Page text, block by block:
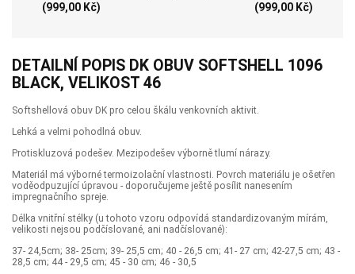
(999,00 Kč)
(999,00 Kč)
DETAILNÍ POPIS DK OBUV SOFTSHELL 1096
BLACK, VELIKOST 46
Softshellová obuv DK pro celou škálu venkovních aktivit.
Lehká a velmi pohodlná obuv.
Protiskluzová podešev. Mezipodešev výborně tlumí nárazy.
Materiál má výborné termoizolační vlastnosti. Povrch materiálu je ošetřen
voděodpuzující úpravou - doporučujeme ještě posílit nanesením
impregnačního spreje.
Délka vnitřní stélky (u tohoto vzoru odpovídá standardizovaným mírám,
velikosti nejsou podčíslované, ani nadčíslované):
37- 24,5cm; 38- 25cm; 39- 25,5 cm; 40 - 26,5 cm; 41- 27 cm; 42-27,5 cm; 43 -
28,5 cm; 44 - 29,5 cm; 45 - 30 cm; 46 - 30,5